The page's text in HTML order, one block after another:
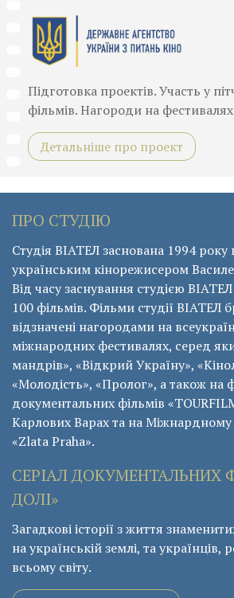
Підготовка проектів. Участь у
фільмів. Нагороди на
Детальніше про проект
ПРО СТУДІЮ
Студія ВІАТЕЛ заснована 1994
українським кінорежисером
Від часу заснування студією
100 фільмів. Фільми студії ВІАТЕЛ
відзначені нагородами на
міжнародних фестивалях, серед
мандрів», «Відкрий Україну»,
«Молодість», «Пролог», а також на
документальних фільмів
Карлових Варах та на Міжнардному
«Zlata Praha».
СЕРІАЛ ДОКУМЕНТАЛЬНИХ
ДОЛІ»
Загадкові історії з життя
на українській землі, та українців,
всьому світу.